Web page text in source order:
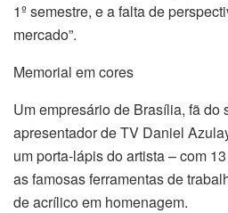
1º semestre, e a falta de
mercado”.
Memorial em cores
Um empresário de Brasília, fã do
apresentador de TV Daniel
um porta-lápis do artista – com
as famosas ferramentas de
de acrílico em homenagem.